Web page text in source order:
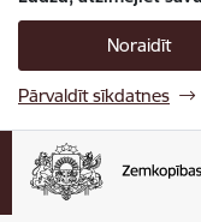
Noraidīt
Pārvaldīt sīkdatnes